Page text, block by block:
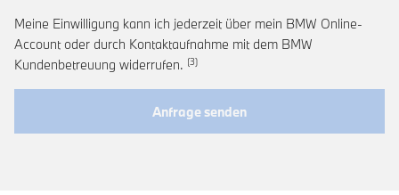
Meine Einwilligung kann ich jederzeit über mein BMW Online-
Account oder durch Kontaktaufnahme mit dem BMW
Kundenbetreuung widerrufen. Link zur Fußnote: Widerruf der
Anfrage senden